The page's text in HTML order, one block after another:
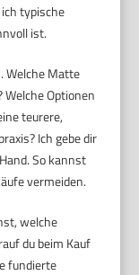
typische
ist.
Welche Matte
Optionen
teurere,
Ich gebe dir
So kannst
vermeiden.
welche
du beim Kauf
fundierte